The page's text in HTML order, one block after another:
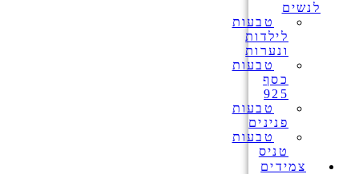
לנשים
טבעות
לילדות
ונערות
טבעות
כסף
925
טבעות
פנינים
טבעות
טניס
צמידים